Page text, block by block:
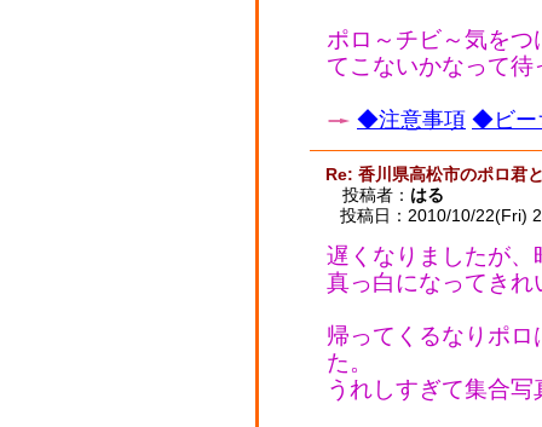
ポロ～チビ～気を
てこないかなって待
◆注意事項 ◆ビー
Re: 香川県高松市のポロ君
投稿者： はる
投稿日：2010/10/22(Fri)
遅くなりましたが、
真っ白になってき
帰ってくるなりポ
た。
うれしすぎて集合